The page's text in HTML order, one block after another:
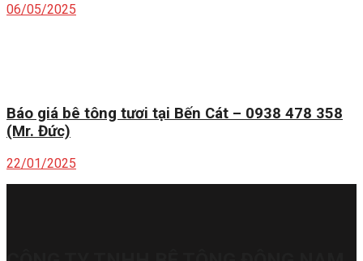
06/05/2025
Báo giá bê tông tươi tại Bến Cát – 0938 478 358
(Mr. Đức)
22/01/2025